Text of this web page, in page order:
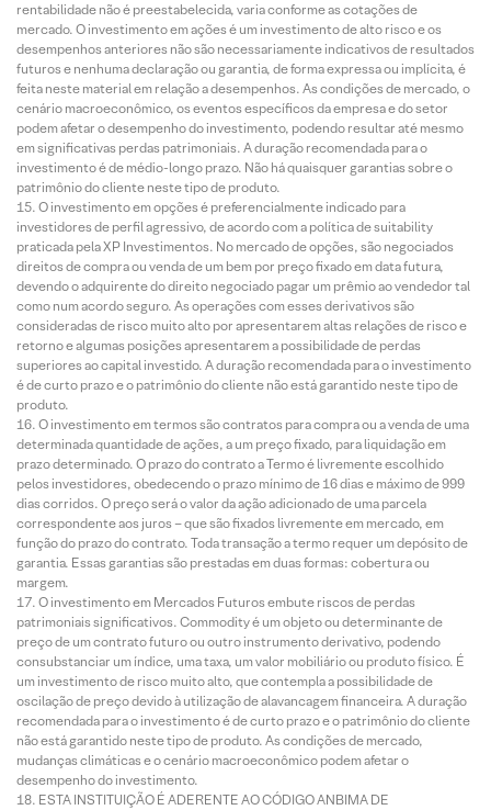
rentabilidade não é preestabelecida, varia conforme as cotações de
mercado. O investimento em ações é um investimento de alto risco e os
desempenhos anteriores não são necessariamente indicativos de resultados
futuros e nenhuma declaração ou garantia, de forma expressa ou implícita, é
feita neste material em relação a desempenhos. As condições de mercado, o
cenário macroeconômico, os eventos específicos da empresa e do setor
podem afetar o desempenho do investimento, podendo resultar até mesmo
em significativas perdas patrimoniais. A duração recomendada para o
investimento é de médio-longo prazo. Não há quaisquer garantias sobre o
patrimônio do cliente neste tipo de produto.
O investimento em opções é preferencialmente indicado para
investidores de perfil agressivo, de acordo com a política de suitability
praticada pela XP Investimentos. No mercado de opções, são negociados
direitos de compra ou venda de um bem por preço fixado em data futura,
devendo o adquirente do direito negociado pagar um prêmio ao vendedor tal
como num acordo seguro. As operações com esses derivativos são
consideradas de risco muito alto por apresentarem altas relações de risco e
retorno e algumas posições apresentarem a possibilidade de perdas
superiores ao capital investido. A duração recomendada para o investimento
é de curto prazo e o patrimônio do cliente não está garantido neste tipo de
produto.
O investimento em termos são contratos para compra ou a venda de uma
determinada quantidade de ações, a um preço fixado, para liquidação em
prazo determinado. O prazo do contrato a Termo é livremente escolhido
pelos investidores, obedecendo o prazo mínimo de 16 dias e máximo de 999
dias corridos. O preço será o valor da ação adicionado de uma parcela
correspondente aos juros – que são fixados livremente em mercado, em
função do prazo do contrato. Toda transação a termo requer um depósito de
garantia. Essas garantias são prestadas em duas formas: cobertura ou
margem.
O investimento em Mercados Futuros embute riscos de perdas
patrimoniais significativos. Commodity é um objeto ou determinante de
preço de um contrato futuro ou outro instrumento derivativo, podendo
consubstanciar um índice, uma taxa, um valor mobiliário ou produto físico. É
um investimento de risco muito alto, que contempla a possibilidade de
oscilação de preço devido à utilização de alavancagem financeira. A duração
recomendada para o investimento é de curto prazo e o patrimônio do cliente
não está garantido neste tipo de produto. As condições de mercado,
mudanças climáticas e o cenário macroeconômico podem afetar o
desempenho do investimento.
ESTA INSTITUIÇÃO É ADERENTE AO CÓDIGO ANBIMA DE